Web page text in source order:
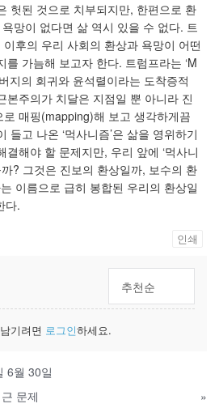
헛된 것으로 치부되지만, 한편으로 환
망이 없다면 삶 역시 있을 수 없다. 트
후의 우리 사회의 환상과 욕망이 어떤
를 가늠해 보고자 한다. 트럼프라는 ‘M
지의 회귀와 윤석렬이라는 도착증적
본주의가 치달은 지점일 뿐 아니라 진
매핑(mapping)해 보고 생각하게끔
들고 나온 ‘먹사니즘’은 삶을 영위하기
해야 할 문제지만, 우리 앞에 ‘먹사니
? 그것은 진보의 환상일까, 보수의 환
이름으로 급히 봉합된 우리의 환상일
다.
인쇄
추천순
기려면 로그인하세요.
6월 30일
문제
»